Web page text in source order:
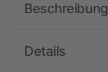
Details
Beschreibung